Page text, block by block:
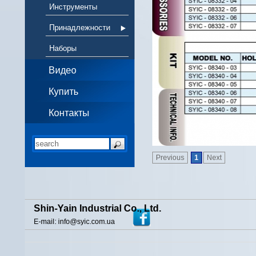
Инструменты
Принадлежности
Наборы
Видео
Купить
Контакты
Previous 1 Next
Shin-Yain Industrial Co., Ltd.
E-mail: info@syic.com.ua